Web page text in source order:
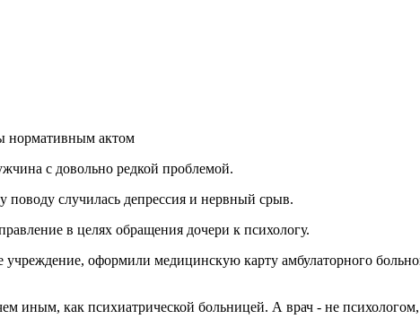
нормативным актом
с довольно редкой проблемой.
случилась депрессия и нервный срыв.
в целях обращения дочери к психологу.
оформили медицинскую карту амбулаторного
иным, как психиатрической больницей. А врач - не